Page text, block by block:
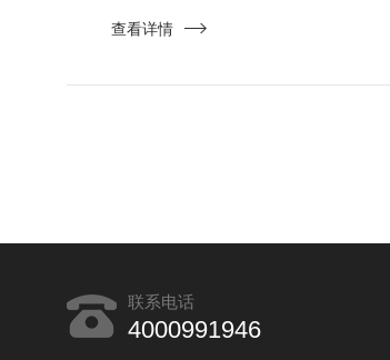
查看详情
联系电话
4000991946